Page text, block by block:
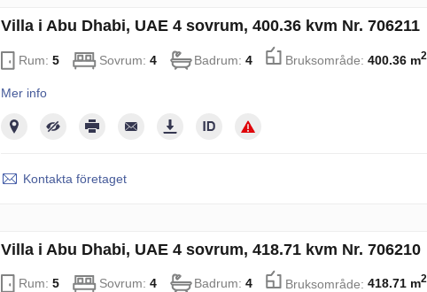
Villa i Abu Dhabi, UAE 4 sovrum, 400.36 kvm Nr. 706211
Rum: 5 Sovrum: 4 Badrum: 4 Bruksområde: 400.36 m2
Mer info
Kontakta företaget
Villa i Abu Dhabi, UAE 4 sovrum, 418.71 kvm Nr. 706210
Rum: 5 Sovrum: 4 Badrum: 4 Bruksområde: 418.71 m2